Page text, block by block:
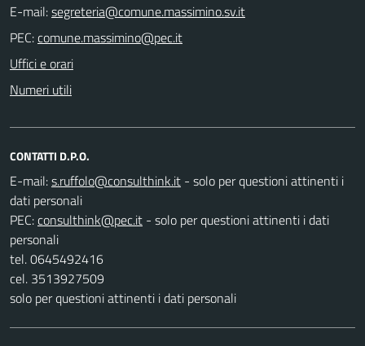
E-mail:
PEC:
Uffici e orari
Numeri utili
CONTATTI D.P.O.
E-mail:
- solo per questioni attinenti i
dati personali
PEC:
- solo per questioni attinenti i dati
personali
tel. 0645492416
cel. 3513927509
solo per questioni attinenti i dati personali